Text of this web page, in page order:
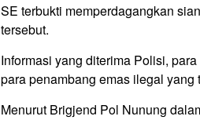
SE terbukti memperdagangkan
tersebut.
Informasi yang diterima Polisi,
para penambang emas ilegal
Menurut Brigjend Pol Nunung